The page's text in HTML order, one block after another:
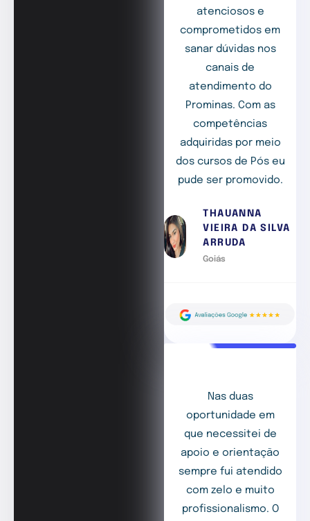
atenciosos e
comprometidos em
sanar dúvidas nos
canais de
atendimento do
Prominas. Com as
competências
adquiridas por meio
dos cursos de Pós eu
pude ser promovido.
THAUANNA
VIEIRA DA SILVA
ARRUDA
Goiás
Nas duas
oportunidade em
que necessitei de
apoio e orientação
sempre fui atendido
com zelo e muito
profissionalismo. O